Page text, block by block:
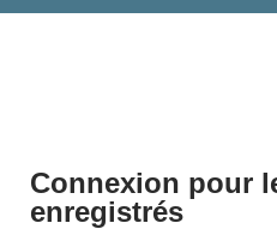
Connexion pour
enregistrés